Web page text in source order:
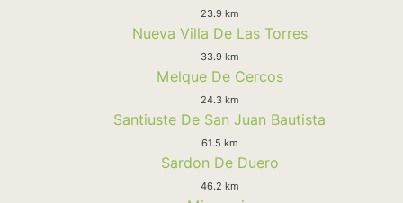
23.9 km
Nueva Villa De Las Torres
33.9 km
Melque De Cercos
24.3 km
Santiuste De San Juan Bautista
61.5 km
Sardon De Duero
46.2 km